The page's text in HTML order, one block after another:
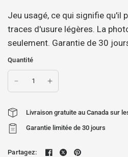
Jeu usagé, ce qui signifie qu'il
traces d'usure légères. La
seulement. Garantie de 30
Quantité
Livraison gratuite au Canada sur
Garantie limitée de 30 jours
Partagez: